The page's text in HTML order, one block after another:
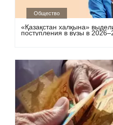
Общество
«Қазақстан халқына»
поступления в вузы в